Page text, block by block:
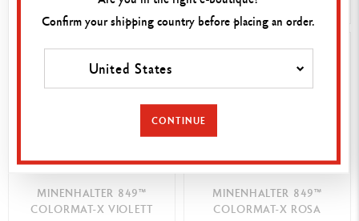
JETZT KAUFEN JETZT KAUFEN
MINENHALTER 849™
COLORMAT-X VIOLETT
MINENHALTER 849™
COLORMAT-X ROSA
Confirm your shipping country before placing an order.
United States
CONTINUE